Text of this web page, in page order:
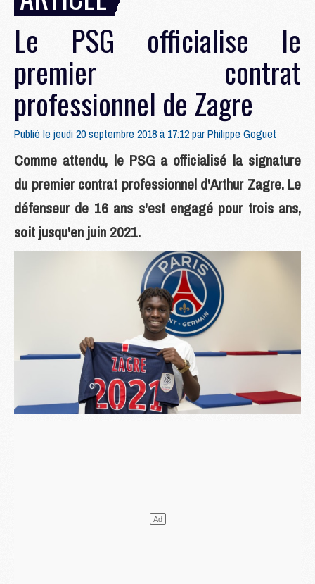
Le PSG officialise le
premier contrat
professionnel de Zagre
Publié le jeudi 20 septembre 2018 à 17:12 parPhilippe Goguet
Comme attendu, le PSG a officialisé la signature
du premier contrat professionnel d'Arthur Zagre. Le
défenseur de 16 ans s'est engagé pour trois ans,
soit jusqu'en juin 2021.